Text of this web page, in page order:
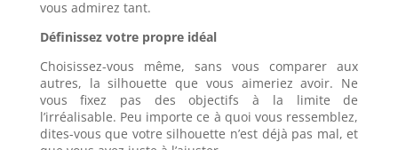
vous admirez tant.
Définissez votre propre idéal
Choisissez-vous même, sans vous comparer aux
autres, la silhouette que vous aimeriez avoir. Ne
vous fixez pas des objectifs à la limite de
l’irréalisable. Peu importe ce à quoi vous ressemblez,
dites-vous que votre silhouette n’est déjà pas mal, et